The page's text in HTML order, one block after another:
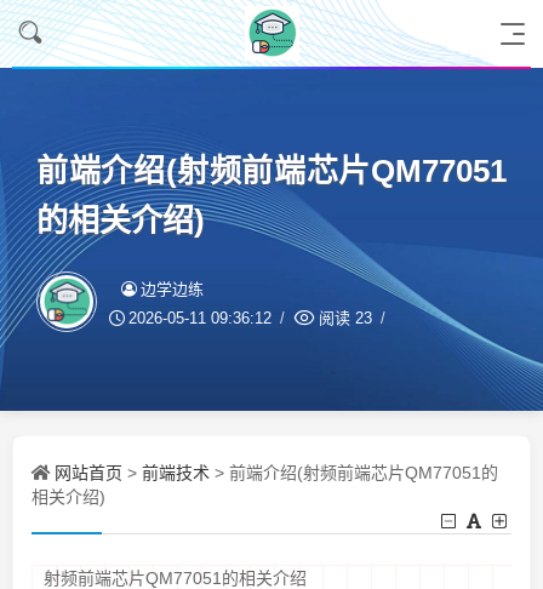
前端介绍(射频前端芯片QM77051
的相关介绍)
边学边练
2026-05-11 09:36:12 阅读 23
网站首页 > 前端技术 > 前端介绍(射频前端芯片QM77051的
相关介绍)
射频前端芯片QM77051的相关介绍